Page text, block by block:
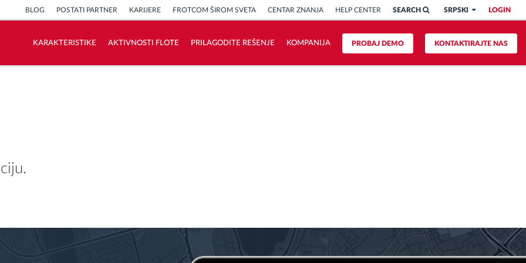
LOGIN
SRPSKI
SEARCH
BLOG POSTATI PARTNER KARIJERE FROTCOM ŠIROM SVETA CENTAR ZNANJA HELP CENTER
KONTAKTIRAJTE NAS
PROBAJ DEMO
KARAKTERISTIKE AKTIVNOSTI FLOTE PRILAGODITE REŠENJE KOMPANIJA